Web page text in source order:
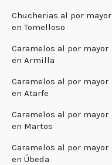
Chucherias al por mayor
en Tomelloso
Caramelos al por mayor
en Armilla
Caramelos al por mayor
en Atarfe
Caramelos al por mayor
en Martos
Caramelos al por mayor
en Úbeda